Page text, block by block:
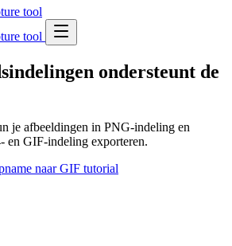
tool
tool
ondersteunt de
je afbeeldingen in PNG-indeling en
en GIF-indeling exporteren.
naar GIF tutorial